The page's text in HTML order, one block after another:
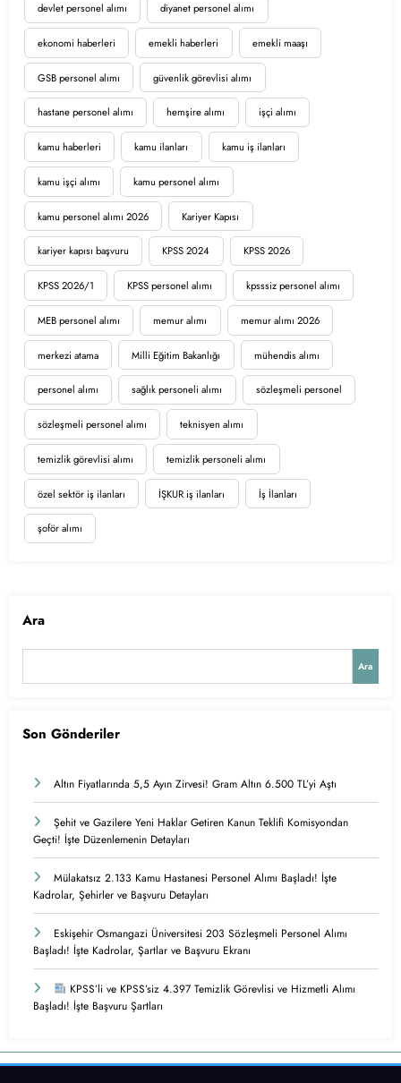
devlet personel alımı diyanet personel alımı
ekonomi haberleri emekli haberleri emekli maaşı
GSB personel alımı güvenlik görevlisi alımı
hastane personel alımı hemşire alımı işçi alımı
kamu haberleri kamu ilanları kamu iş ilanları
kamu işçi alımı kamu personel alımı
kamu personel alımı 2026 Kariyer Kapısı
kariyer kapısı başvuru KPSS 2024 KPSS 2026
KPSS 2026/1 KPSS personel alımı kpsssiz personel alımı
MEB personel alımı memur alımı memur alımı 2026
merkezi atama Milli Eğitim Bakanlığı mühendis alımı
personel alımı sağlık personeli alımı sözleşmeli personel
sözleşmeli personel alımı teknisyen alımı
temizlik görevlisi alımı temizlik personeli alımı
özel sektör iş ilanları İŞKUR iş ilanları İş İlanları
şoför alımı
Ara
Ara
Son Gönderiler
Altın Fiyatlarında 5,5 Ayın Zirvesi! Gram Altın 6.500 TL’yi Aştı
Şehit ve Gazilere Yeni Haklar Getiren Kanun Teklifi Komisyondan
Geçti! İşte Düzenlemenin Detayları
Mülakatsız 2.133 Kamu Hastanesi Personel Alımı Başladı! İşte
Kadrolar, Şehirler ve Başvuru Detayları
Eskişehir Osmangazi Üniversitesi 203 Sözleşmeli Personel Alımı
Başladı! İşte Kadrolar, Şartlar ve Başvuru Ekranı
KPSS’li ve KPSS’siz 4.397 Temizlik Görevlisi ve Hizmetli Alımı
Başladı! İşte Başvuru Şartları